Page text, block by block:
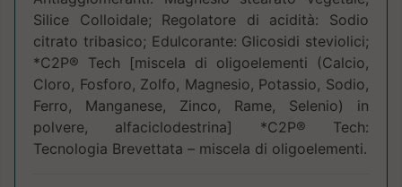
Silice Colloidale; Regolatore di acidità: Sodio
citrato tribasico; Edulcorante: Glicosidi steviolici;
*C2P® Tech [miscela di oligoelementi (Calcio,
Cloro, Fosforo, Zolfo, Magnesio, Potassio, Sodio,
Ferro, Manganese, Zinco, Rame, Selenio) in
polvere, alfaciclodestrina] *C2P® Tech:
Tecnologia Brevettata – miscela di oligoelementi.